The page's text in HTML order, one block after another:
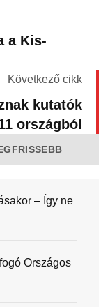
a Kis-
Következő cikk
kutatók
országból
– Így ne
Országos